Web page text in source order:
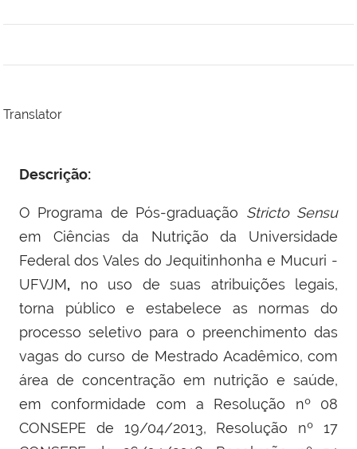
Translator
Descrição:
O Programa de Pós-graduação Stricto Sensu
em Ciências da Nutrição
da Universidade
Federal dos Vales do Jequitinhonha e Mucuri -
UFVJM, no uso de suas atribuições legais,
torna público e estabelece as normas do
processo seletivo para o preenchimento das
vagas do curso de Mestrado Acadêmico, com
área de concentração em nutrição e saúde,
em conformidade com a Resolução nº 08
CONSEPE de 19/04/2013, Resolução nº 17